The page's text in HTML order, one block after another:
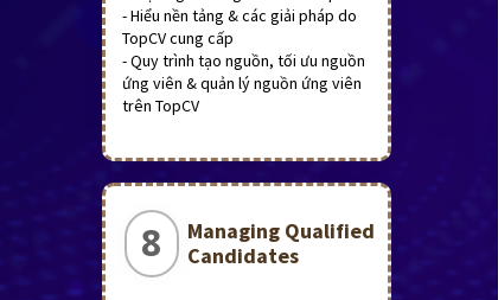
- Hiểu nền tảng & các giải pháp do
TopCV cung cấp
- Quy trình tạo nguồn, tối ưu nguồn
ứng viên & quản lý nguồn ứng viên
trên TopCV
Managing Qualified
Candidates
8